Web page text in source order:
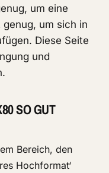
um eine
um sich in
Diese Seite
und
SO GUT
Bereich, den
Hochformat‘